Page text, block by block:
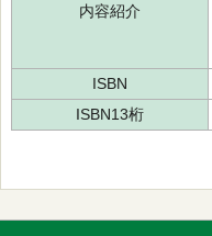
内容紹介
ISBN
ISBN13桁